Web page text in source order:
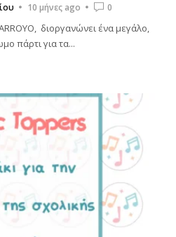
10 μήνες ago 0
διοργανώνει ένα μεγάλο,
πάρτι για τα...